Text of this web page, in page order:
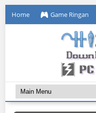
Home Game Ringan